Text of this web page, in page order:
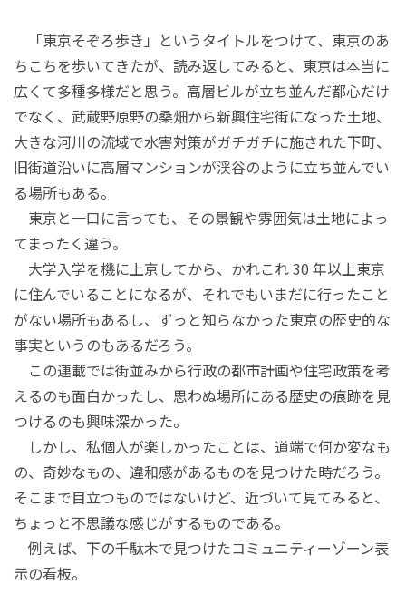
「東京そぞろ歩き」というタイトルをつけて、東京のあ
ちこちを歩いてきたが、読み返してみると、東京は本当に
広くて多種多様だと思う。高層ビルが立ち並んだ都心だけ
でなく、武蔵野原野の桑畑から新興住宅街になった土地、
大きな河川の流域で水害対策がガチガチに施された下町、
旧街道沿いに高層マンションが渓谷のように立ち並んでい
る場所もある。
東京と一口に言っても、その景観や雰囲気は土地によっ
てまったく違う。
大学入学を機に上京してから、かれこれ 30 年以上東京
に住んでいることになるが、それでもいまだに行ったこと
がない場所もあるし、ずっと知らなかった東京の歴史的な
事実というのもあるだろう。
この連載では街並みから行政の都市計画や住宅政策を考
えるのも面白かったし、思わぬ場所にある歴史の痕跡を見
つけるのも興味深かった。
しかし、私個人が楽しかったことは、道端で何か変なも
の、奇妙なもの、違和感があるものを見つけた時だろう。
そこまで目立つものではないけど、近づいて見てみると、
ちょっと不思議な感じがするものである。
例えば、下の千駄木で見つけたコミュニティーゾーン表
示の看板。